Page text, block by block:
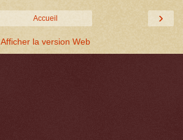
›
Accueil
Afficher la version Web